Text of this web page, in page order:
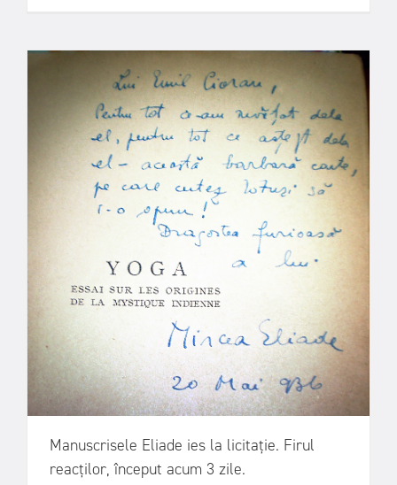
Manuscrisele Eliade ies la licitație. Firul
reacților, început acum 3 zile.